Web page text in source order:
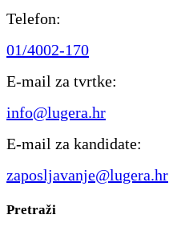
Telefon:
01/4002-170
E-mail za tvrtke:
info@lugera.hr
E-mail za kandidate:
zaposljavanje@lugera.hr
Pretraži